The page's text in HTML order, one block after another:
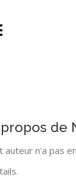
de
auteur n'a pas